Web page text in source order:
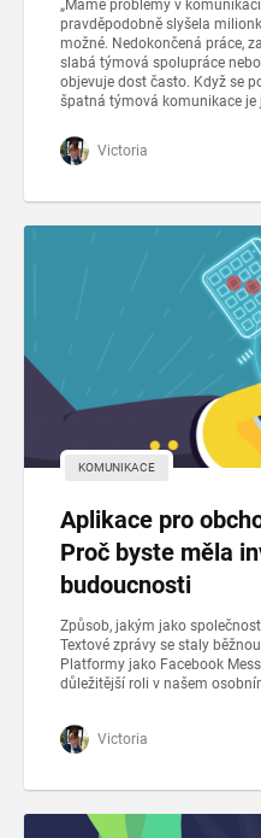
„Máme problémy v
pravděpodobně slyšela
možné. Nedokončená práce,
slabá týmová spolupráce
objevuje dost často. Když se
špatná týmová komunikace
Victoria
KOMUNIKACE
Aplikace pro
Proč byste měla
budoucnosti
Způsob, jakým jako
Textové zprávy se staly
Platformy jako Facebook
důležitější roli v našem
Victoria